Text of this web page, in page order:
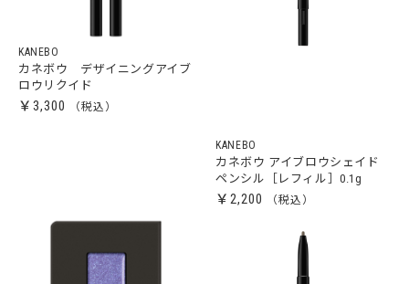
KANEBO
カネボウ デザイニングアイブ
ロウリクイド
￥3,300
KANEBO
カネボウ アイブロウシェイド
ペンシル［レフィル］0.1g
￥2,200